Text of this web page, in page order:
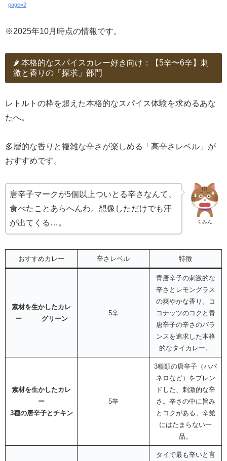
page=2
※2025年10月時点の情報です。
🌶️ 本格的なスパイスカレー好き向け：【5辛〜6辛】刺
激と香りの「探求」部門
レトルトの枠を超えた本格的なスパイス体験を求めるあな
たへ。
多層的な香りと複雑な辛さが楽しめる「高辛さレベル」が
おすすめです。
くみん
唐辛子マークが5個以上ついとる辛さなんて、
食べたことあらへんわ。想像しただけでも汗
が出てくる…。
おすすめカレー 辛さレベル 特徴
素材を生かしたカレ
ー グリーン
5辛
青唐辛子の刺激的な
辛さとレモングラス
の爽やかな香り。コ
コナッツのコクと青
唐辛子の辛さのバラ
ンスを追求した本格
的なタイカレー。
素材を生かしたカレ
ー
3種の唐辛子とチキン
5辛
3種類の唐辛子（ハバ
ネロなど）をブレン
ドした、刺激的な辛
さ。辛さの中に旨み
とコクがある、辛党
にはたまらない一
品。
タイで最も辛いと言